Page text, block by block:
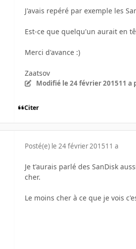
J'avais repéré par exemple les
Est-ce que quelqu'un aurait en
Merci d'avance :)
Zaatsov
Modifié le 24 février 201511 a
Citer
Posté(e) le 24 février 201511 a
Je t'aurais parlé des SanDisk
cher.
Le moins cher à ce que je vois